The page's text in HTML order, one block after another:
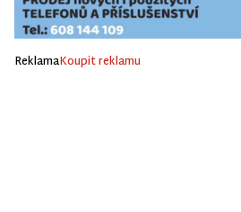
ReklamaKoupit reklamu